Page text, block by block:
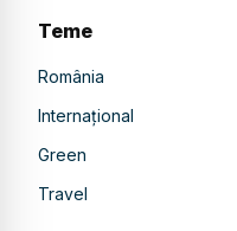
Teme
România
Internațional
Green
Travel